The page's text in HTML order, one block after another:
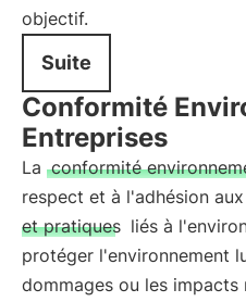
objectif.
Suite
Conformité
Entreprises
La conformité
respect et à l'adhésion aux
et pratiques liés à
protéger l'environnement
dommages ou les